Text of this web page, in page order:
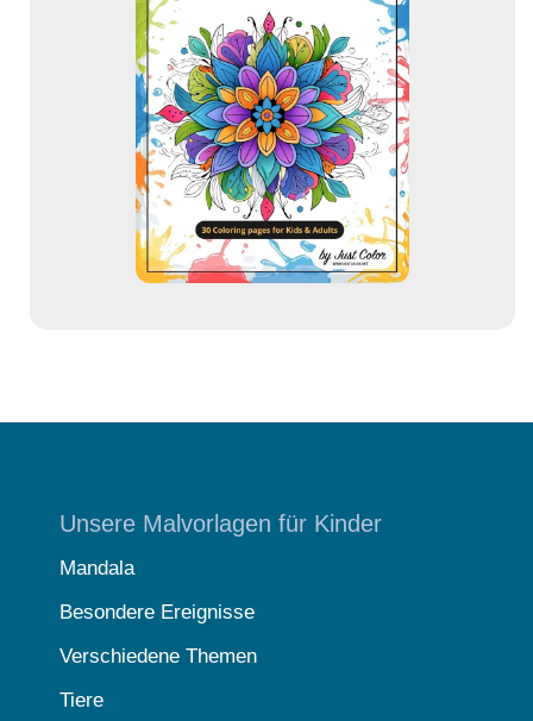
Unsere Malvorlagen für Kinder
Mandala
Besondere Ereignisse
Verschiedene Themen
Tiere